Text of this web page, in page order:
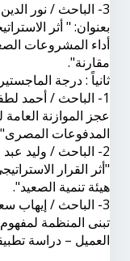
3- الباحث / نور
بعنوان: " أثر
أداء المشروعات
مقارنة".
ثانياً : درجة الماجستير
1- الباحث / أحمد
عجز الموازنة
المدفوعات
2- الباحث / وليد
"أثر القرار
هيئة تنمية الصعيد".
3- الباحث / إيهاب
تبنى المنظمة
العميل – دراسة